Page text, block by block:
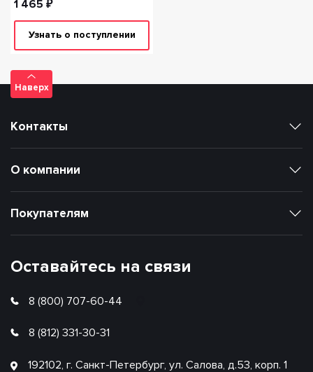
1 465 ₽
Узнать о поступлении
Наверх
Оставайтесь на связи
8 (800) 707-60-44
8 (812) 331-30-31
192102, г. Санкт-Петербург, ул. Салова, д.53, корп. 1
Покупателям
О компании
Контакты